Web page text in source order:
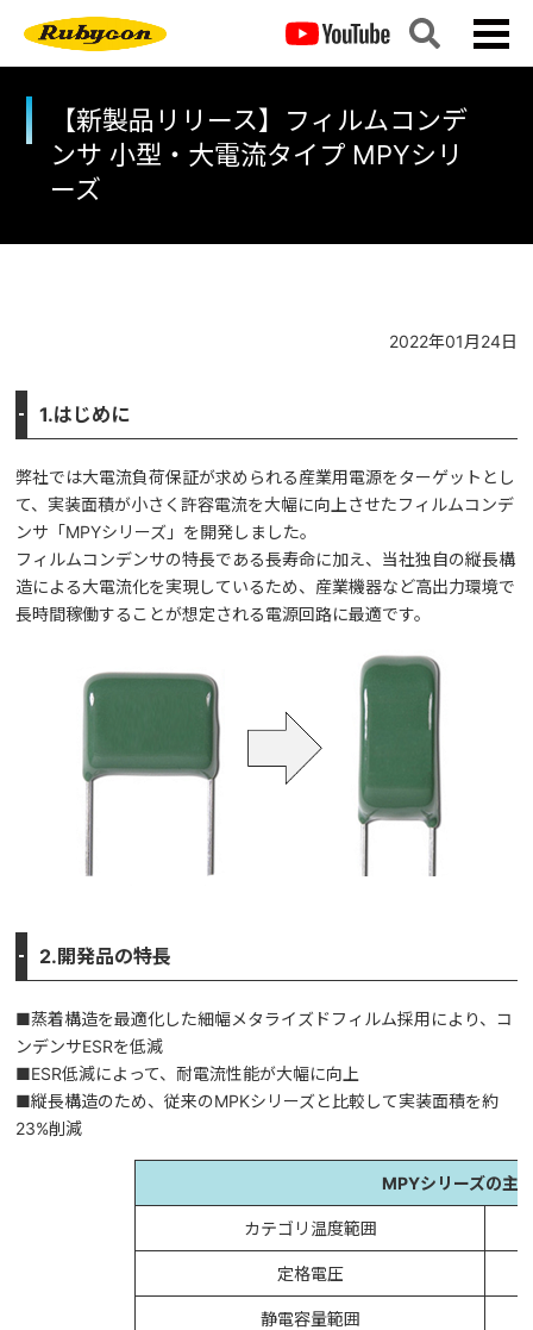
【新製品リリース】フィルムコンデ
ンサ 小型・大電流タイプ MPYシリ
ーズ
2022年01月24日
1.はじめに
弊社では大電流負荷保証が求められる産業用電源をターゲットとし
て、実装面積が小さく許容電流を大幅に向上させたフィルムコンデ
ンサ「MPYシリーズ」を開発しました。
フィルムコンデンサの特長である長寿命に加え、当社独自の縦長構
造による大電流化を実現しているため、産業機器など高出力環境で
長時間稼働することが想定される電源回路に最適です。
2.開発品の特長
■蒸着構造を最適化した細幅メタライズドフィルム採用により、コ
ンデンサESRを低減
■ESR低減によって、耐電流性能が大幅に向上
■縦長構造のため、従来のMPKシリーズと比較して実装面積を約
23%削減
MPYシリーズの主
カテゴリ温度範囲
定格電圧
静電容量範囲